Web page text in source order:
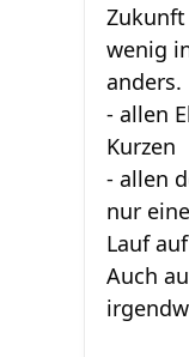
wenig
anders.
- allen
Kurzen
- allen
nur
Lauf
Auch